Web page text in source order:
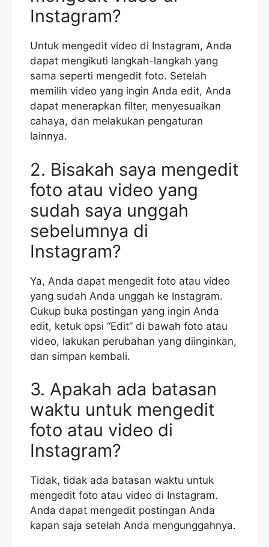
Instagram?
Untuk mengedit video di Instagram, Anda
dapat mengikuti langkah-langkah yang
sama seperti mengedit foto. Setelah
memilih video yang ingin Anda edit, Anda
dapat menerapkan filter, menyesuaikan
cahaya, dan melakukan pengaturan
lainnya.
2. Bisakah saya mengedit
foto atau video yang
sudah saya unggah
sebelumnya di
Instagram?
Ya, Anda dapat mengedit foto atau video
yang sudah Anda unggah ke Instagram.
Cukup buka postingan yang ingin Anda
edit, ketuk opsi “Edit” di bawah foto atau
video, lakukan perubahan yang diinginkan,
dan simpan kembali.
3. Apakah ada batasan
waktu untuk mengedit
foto atau video di
Instagram?
Tidak, tidak ada batasan waktu untuk
mengedit foto atau video di Instagram.
Anda dapat mengedit postingan Anda
kapan saja setelah Anda mengunggahnya.